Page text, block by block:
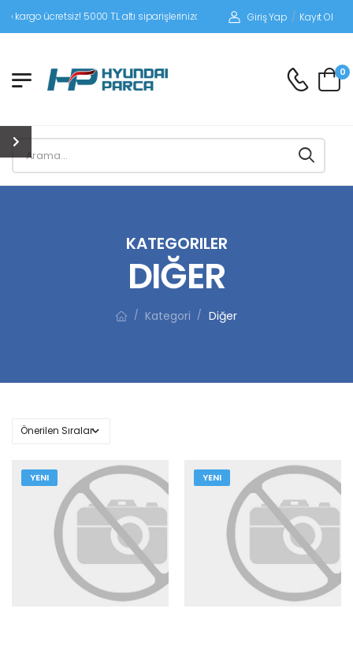
5000 TL altı siparişlerinizde siparişleriniz alıcı ödemeli gönderilir.
Giriş Yap / Kayıt Ol
0
KATEGORILER
DIĞER
/ Kategori / Diğer
YENI YENI